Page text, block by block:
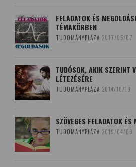
FELADATOK ÉS
TÉMAKÖRBEN
TUDOMÁNYPLÁZA 2017/05/07
TUDÓSOK, AKIK SZERINT
LÉTEZÉSÉRE
TUDOMÁNYPLÁZA 2014/10/19
SZÖVEGES FELADATOK ÉS
TUDOMÁNYPLÁZA 2019/04/09